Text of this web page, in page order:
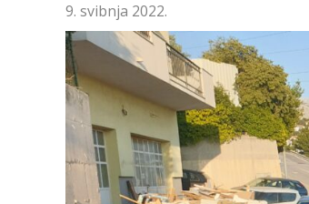
9. svibnja 2022.